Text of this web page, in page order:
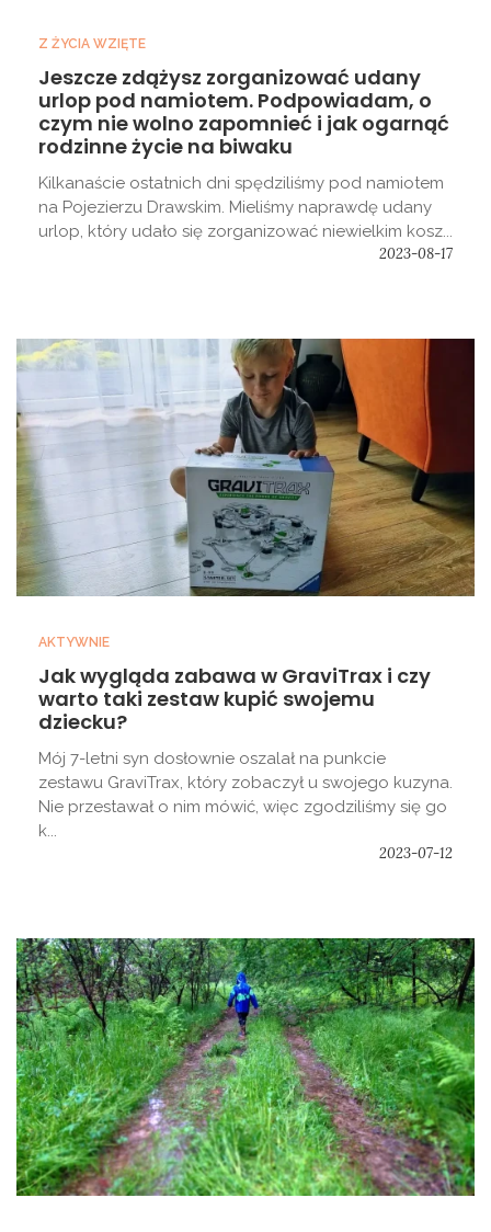
Z ŻYCIA WZIĘTE
Jeszcze zdążysz zorganizować udany
urlop pod namiotem. Podpowiadam, o
czym nie wolno zapomnieć i jak ogarnąć
rodzinne życie na biwaku
Kilkanaście ostatnich dni spędziliśmy pod namiotem
na Pojezierzu Drawskim. Mieliśmy naprawdę udany
urlop, który udało się zorganizować niewielkim kosz...
2023-08-17
AKTYWNIE
Jak wygląda zabawa w GraviTrax i czy
warto taki zestaw kupić swojemu
dziecku?
Mój 7-letni syn dosłownie oszalał na punkcie
zestawu GraviTrax, który zobaczył u swojego kuzyna.
Nie przestawał o nim mówić, więc zgodziliśmy się go
k...
2023-07-12